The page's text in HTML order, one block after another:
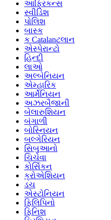
આફ્રિકન્સ
સ્વીડિશ
પોલિશ
બાસ્ક
ક Catalanટલાન
એસ્પેરાન્ટો
હિન્દી
લાઓ
અલ્બેનિયન
એમ્હારિક
આર્મેનિયન
અઝરબૈજાની
બેલારુશિયન
બંગાળી
બોસ્નિયન
બલ્ગેરિયન
સિબુઆનો
ચિચેવા
કોર્સિકન
ક્રોએશિયન
ડચ
એસ્ટોનિયન
ફિલિપિનો
ફિનિશ